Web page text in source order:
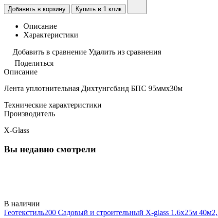
Добавить в корзину Купить в 1 клик
Описание
Характеристики
Добавить в сравнение Удалить из сравнения
Поделиться
Описание
Лента уплотнительная Дихтунгсбанд БПС 95ммх30м
Технические характеристики
Производитель
X-Glass
Вы недавно смотрели
В наличии
Геотекстиль200 Садовый и строительный X-glass 1.6х25м